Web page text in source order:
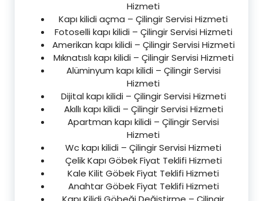
Hizmeti
Kapı kilidi açma – Çilingir Servisi Hizmeti
Fotoselli kapı kilidi – Çilingir Servisi Hizmeti
Amerikan kapı kilidi – Çilingir Servisi Hizmeti
Mıknatıslı kapı kilidi – Çilingir Servisi Hizmeti
Alüminyum kapı kilidi – Çilingir Servisi
Hizmeti
Dijital kapı kilidi – Çilingir Servisi Hizmeti
Akıllı kapı kilidi – Çilingir Servisi Hizmeti
Apartman kapı kilidi – Çilingir Servisi
Hizmeti
Wc kapı kilidi – Çilingir Servisi Hizmeti
Çelik Kapı Göbek Fiyat Teklifi Hizmeti
Kale Kilit Göbek Fiyat Teklifi Hizmeti
Anahtar Göbek Fiyat Teklifi Hizmeti